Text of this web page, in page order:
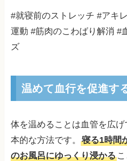
#就寝前のストレッチ #アキ
運動 #筋肉のこわばり解消 #
ズ
温めて血行を促進す
体を温めることは血管を広
本的な方法です。寝る1時間
のお風呂にゆっくり浸かる